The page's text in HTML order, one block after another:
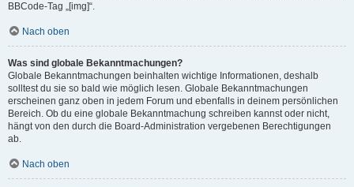
BBCode-Tag „[img]“.
Nach oben
Was sind globale Bekanntmachungen?
Globale Bekanntmachungen beinhalten wichtige Informationen, deshalb
solltest du sie so bald wie möglich lesen. Globale Bekanntmachungen
erscheinen ganz oben in jedem Forum und ebenfalls in deinem persönlichen
Bereich. Ob du eine globale Bekanntmachung schreiben kannst oder nicht,
hängt von den durch die Board-Administration vergebenen Berechtigungen
ab.
Nach oben